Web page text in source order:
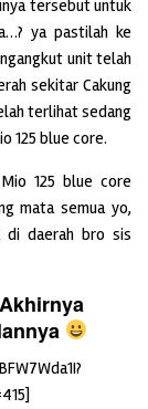
tersebut untuk
ya pastilah ke
unit telah
sekitar Cakung
terlihat sedang
125 blue core.
Mio 125 blue core
mata semua yo,
di daerah bro sis